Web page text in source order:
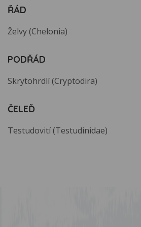
ŘÁD
Želvy (Chelonia)
PODŘÁD
Skrytohrdlí (Cryptodira)
ČELEĎ
Testudovití (Testudinidae)